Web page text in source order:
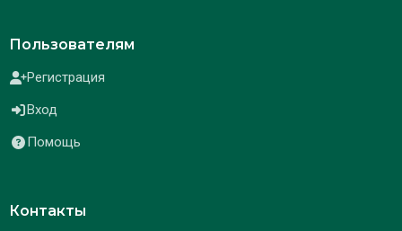
Пользователям
Регистрация
Вход
Помощь
Контакты